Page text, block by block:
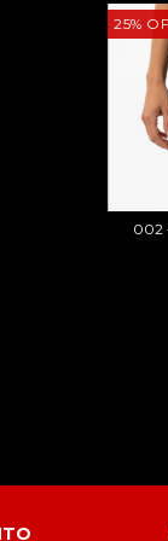
25%
002